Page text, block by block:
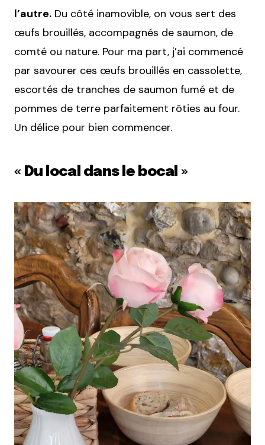
l’autre. Du côté inamovible, on vous sert des
œufs brouillés, accompagnés de saumon, de
comté ou nature. Pour ma part, j’ai commencé
par savourer ces œufs brouillés en cassolette,
escortés de tranches de saumon fumé et de
pommes de terre parfaitement rôties au four.
Un délice pour bien commencer.
« Du local dans le bocal »